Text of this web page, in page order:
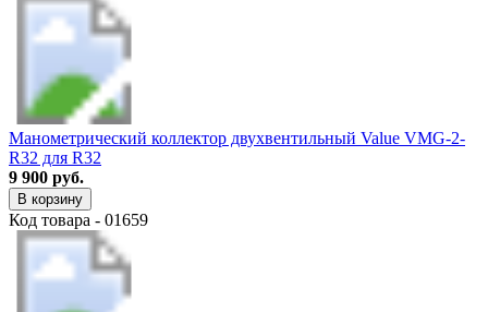
Манометрический коллектор двухвентильный Value VMG-2-
R32 для R32
9 900 руб.
В корзину
Код товара - 01659